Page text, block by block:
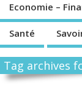
Economie –
Santé
Tag archives